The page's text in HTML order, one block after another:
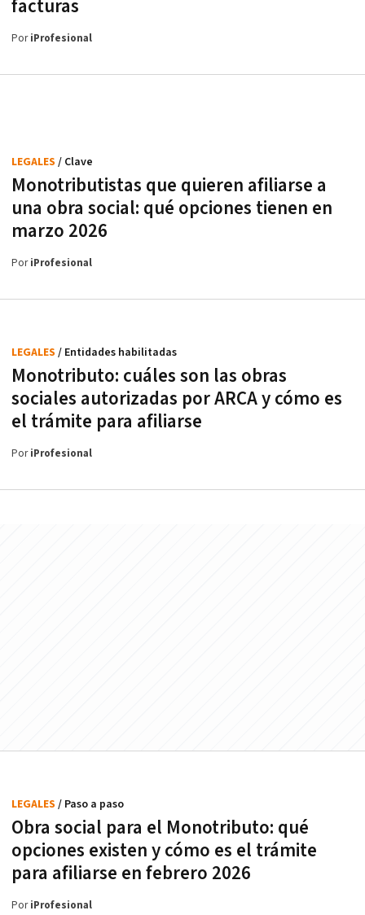
facturas
PoriProfesional
Monotributistas que quieren afiliarse a
una obra social: qué opciones tienen en
marzo 2026
LEGALES / Clave
PoriProfesional
Monotributo: cuáles son las obras
sociales autorizadas por ARCA y cómo es
el trámite para afiliarse
LEGALES / Entidades habilitadas
PoriProfesional
Obra social para el Monotributo: qué
opciones existen y cómo es el trámite
para afiliarse en febrero 2026
LEGALES / Paso a paso
PoriProfesional